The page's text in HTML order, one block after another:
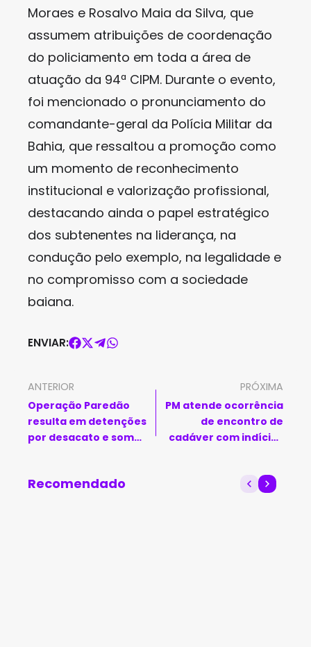
Moraes e Rosalvo Maia da Silva, que
assumem atribuições de coordenação
do policiamento em toda a área de
atuação da 94ª CIPM. Durante o evento,
foi mencionado o pronunciamento do
comandante-geral da Polícia Militar da
Bahia, que ressaltou a promoção como
um momento de reconhecimento
institucional e valorização profissional,
destacando ainda o papel estratégico
dos subtenentes na liderança, na
condução pelo exemplo, na legalidade e
no compromisso com a sociedade
baiana.
ENVIAR:
ANTERIOR
Operação Paredão
resulta em detenções
por desacato e som
PRÓXIMA
PM atende ocorrência
de encontro de
cadáver com indícios
Recomendado